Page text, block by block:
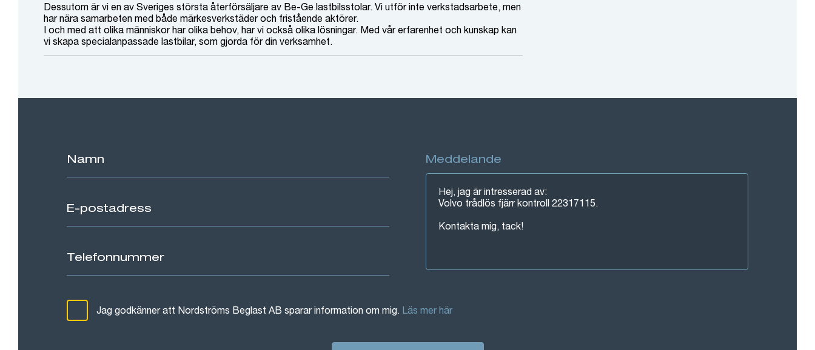
Dessutom är vi en av Sveriges största återförsäljare av Be-Ge lastbilsstolar. Vi utför inte verkstadsarbete, men
har nära samarbeten med både märkesverkstäder och fristående aktörer.
I och med att olika människor har olika behov, har vi också olika lösningar. Med vår erfarenhet och kunskap kan
vi skapa specialanpassade lastbilar, som gjorda för din verksamhet.
Meddelande
Jag godkänner att Nordströms Beglast AB sparar information om mig. Läs mer här